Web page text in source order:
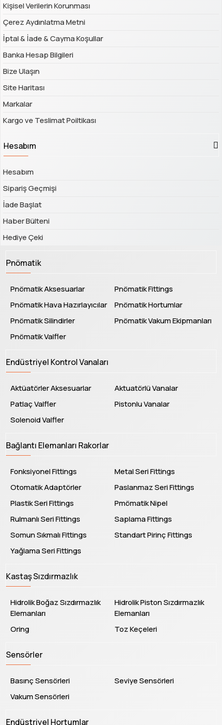
Kişisel Verilerin Korunması
Çerez Aydınlatma Metni
İptal & İade & Cayma Koşullar
Banka Hesap Bilgileri
Bize Ulaşın
Site Haritası
Markalar
Kargo ve Teslimat Poiltikası
Hesabım
Hesabım
Sipariş Geçmişi
İade Başlat
Haber Bülteni
Hediye Çeki
Pnömatik
Pnömatik Aksesuarlar
Pnömatik Fittings
Pnömatik Hava Hazırlayıcılar
Pnömatik Hortumlar
Pnömatik Silindirler
Pnömatik Vakum Ekipmanları
Pnömatik Valfler
Endüstriyel Kontrol Vanaları
Aktüatörler Aksesuarlar
Aktuatörlü Vanalar
Patlaç Valfler
Pistonlu Vanalar
Solenoid Valfler
Bağlantı Elemanları Rakorlar
Fonksiyonel Fittings
Metal Seri Fittings
Otomatik Adaptörler
Paslanmaz Seri Fittings
Plastik Seri Fittings
Pmömatik Nipel
Rulmanlı Seri Fittings
Saplama Fittings
Somun Sıkmalı Fittings
Standart Pirinç Fittings
Yağlama Seri Fittings
Kastaş Sızdırmazlık
Hidrolik Boğaz Sızdırmazlık
Elemanları
Hidrolik Piston Sızdırmazlık
Elemanları
Oring
Toz Keçeleri
Sensörler
Basınç Sensörleri
Seviye Sensörleri
Vakum Sensörleri
Endüstriyel Hortumlar